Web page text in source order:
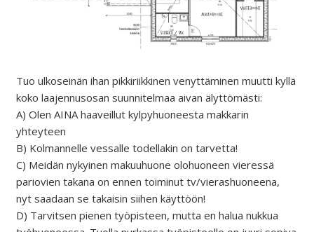
Tuo ulkoseinän ihan pikkiriikkinen venyttäminen muutti kyllä
koko laajennusosan suunnitelmaa aivan älyttömästi:
A) Olen AINA haaveillut kylpyhuoneesta makkarin
yhteyteen
B) Kolmannelle vessalle todellakin on tarvetta!
C) Meidän nykyinen makuuhuone olohuoneen vieressä
pariovien takana on ennen toiminut tv/vierashuoneena,
nyt saadaan se takaisin siihen käyttöön!
D) Tarvitsen pienen työpisteen, mutta en halua nukkua